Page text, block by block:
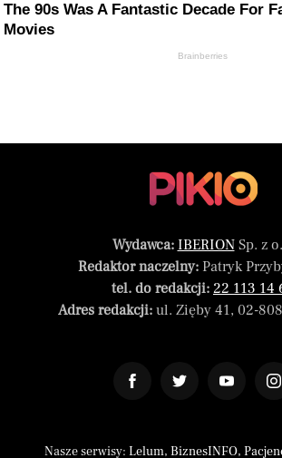
The 90s Was A Fantastic Decade For
Movies
Brainberries
Wydawca: IBERIONSp. z
Redaktor naczelny:Patryk
tel. do redakcji: 22 113 14
Adres redakcji:ul. Zięby 41, 02-
Nasze serwisy: Lelum, BiznesINFO,